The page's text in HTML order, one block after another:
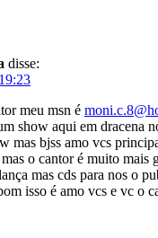
disse:
meu msn é
show aqui em dracena
mas bjss amo vcs
o cantor é muito mais
mas cds para nos o
isso é amo vcs e vc o